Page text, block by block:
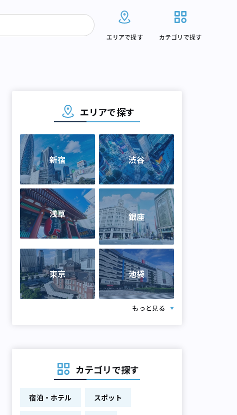
エリアで探す カテゴリで探す
エリアで探す
新宿 渋谷
浅草 銀座
東京 池袋
もっと見る
カテゴリで探す
宿泊・ホテル スポット